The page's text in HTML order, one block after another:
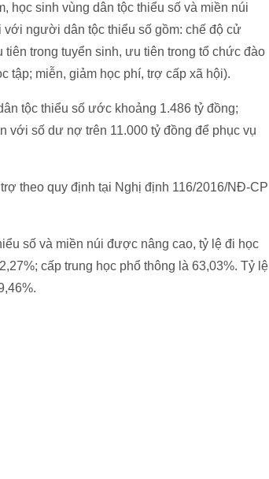
học sinh vùng dân tộc thiểu số và miền núi
với người dân tộc thiểu số gồm: chế độ cử
trong tuyển sinh, ưu tiên trong tổ chức đào
tập; miễn, giảm học phí, trợ cấp xã hội).
tộc thiểu số ước khoảng 1.486 tỷ đồng;
với số dư nợ trên 11.000 tỷ đồng để phục vụ
theo quy định tại Nghị định 116/2016/NĐ-CP
số và miền núi được nâng cao, tỷ lệ đi học
cấp trung học phổ thông là 63,03%. Tỷ lệ